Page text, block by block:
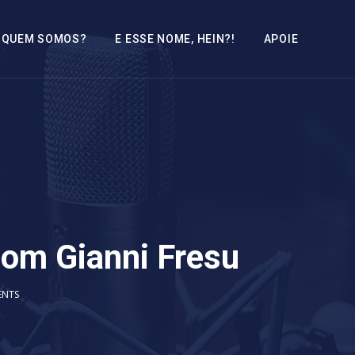
QUEM SOMOS? E ESSE NOME, HEIN?! APOIE
Gianni Fresu